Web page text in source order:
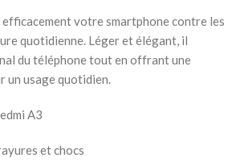
efficacement votre smartphone contre les
quotidienne. Léger et élégant, il
du téléphone tout en offrant une
un usage quotidien.
A3
et chocs